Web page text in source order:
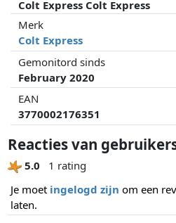
Colt Express Colt Express
Merk
Colt Express
Gemonitord sinds
February 2020
EAN
3770002176351
Reacties van
5.0
1 rating
Je moet ingelogd zijn om een
laten.